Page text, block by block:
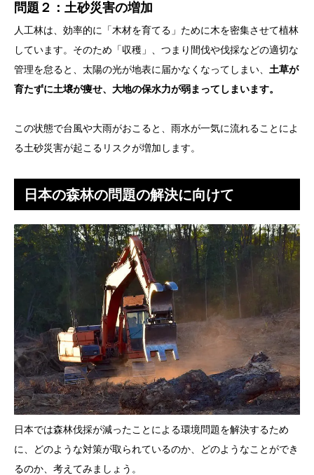
問題２：土砂災害の増加
人工林は、効率的に「木材を育てる」ために木を密集させて植林
しています。そのため「収穫」、つまり間伐や伐採などの適切な
管理を怠ると、太陽の光が地表に届かなくなってしまい、 土草が
育たずに土壌が痩せ、大地の保水力が弱まってしまいます。
この状態で台風や大雨がおこると、雨水が一気に流れることによ
る土砂災害が起こるリスクが増加します。
日本の森林の問題の解決に向けて
日本では森林伐採が減ったことによる環境問題を解決するため
に、どのような対策が取られているのか、どのようなことができ
るのか、考えてみましょう。